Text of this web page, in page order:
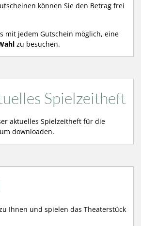
können Sie den Betrag frei
mit jedem Gutschein möglich, eine
zu besuchen.
Spielzeitheft
aktuelles Spielzeitheft für die
downloaden.
Ihnen und spielen das Theaterstück